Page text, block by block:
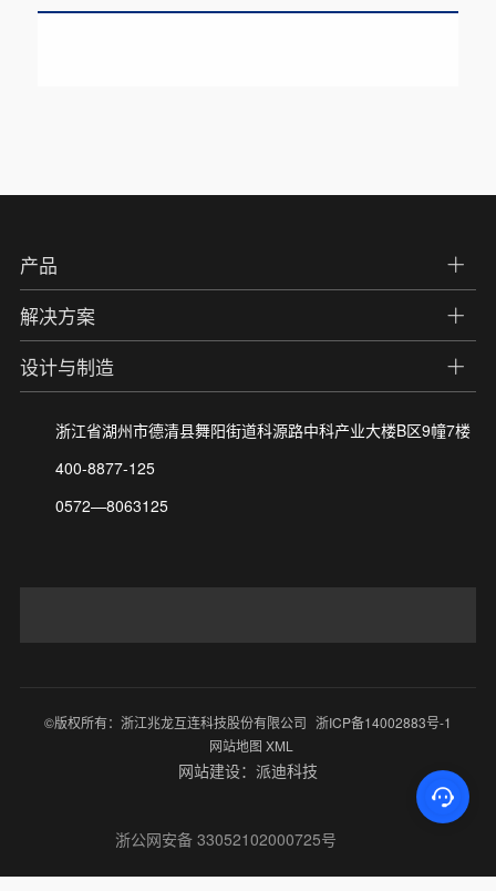
产品
解决方案
设计与制造
浙江省湖州市德清县舞阳街道科源路中科产业大楼B区9幢7楼
400-8877-125
0572—8063125
©版权所有：浙江兆龙互连科技股份有限公司 浙ICP备14002883号-1
网站地图 XML
网站建设：派迪科技
浙公网安备 33052102000725号